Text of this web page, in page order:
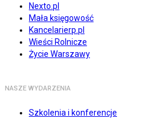
Nexto.pl
Mała księgowość
Kancelarierp.pl
Wieści Rolnicze
Życie Warszawy
NASZE WYDARZENIA
Szkolenia i konferencje